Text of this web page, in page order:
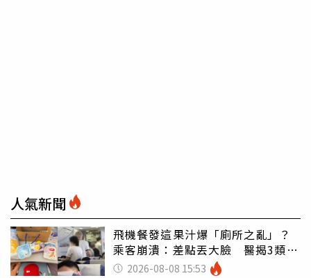
人氣新聞
飛機餐發這果汁爆「廁所之亂」？
乘客崩潰：差點丟大臉 醫揭3類人
別亂喝
2026-08-08 15:53